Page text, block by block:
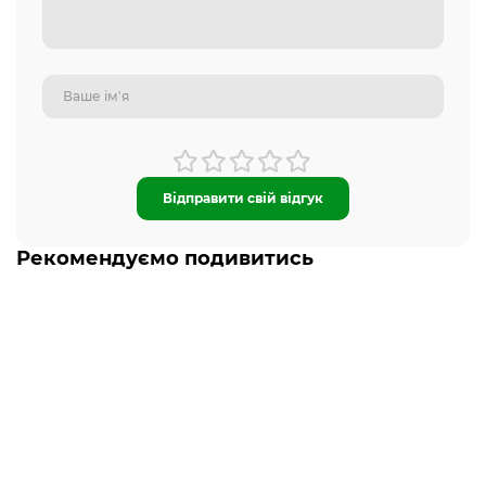
Відправити свій відгук
Рекомендуємо подивитись